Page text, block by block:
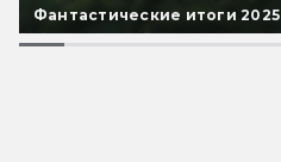
Фантастические итоги 2025